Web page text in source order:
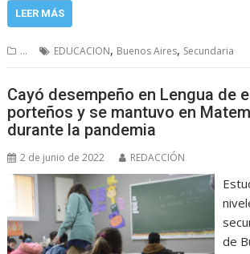
LEER MÁS
... EDUCACION, Buenos Aires, Secundaria
Cayó desempeño en Lengua de
porteños y se mantuvo en
durante la pandemia
2 de junio de 2022 REDACCIÓN
de